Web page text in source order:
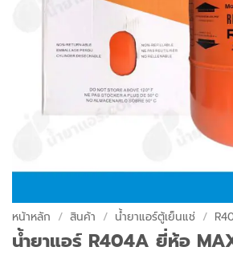
หน้าหลัก / สินค้า / น้ำยาแอร์ตู้เย็นแช่ /
น้ำยาแอร์ R404A ยี่ห้อ